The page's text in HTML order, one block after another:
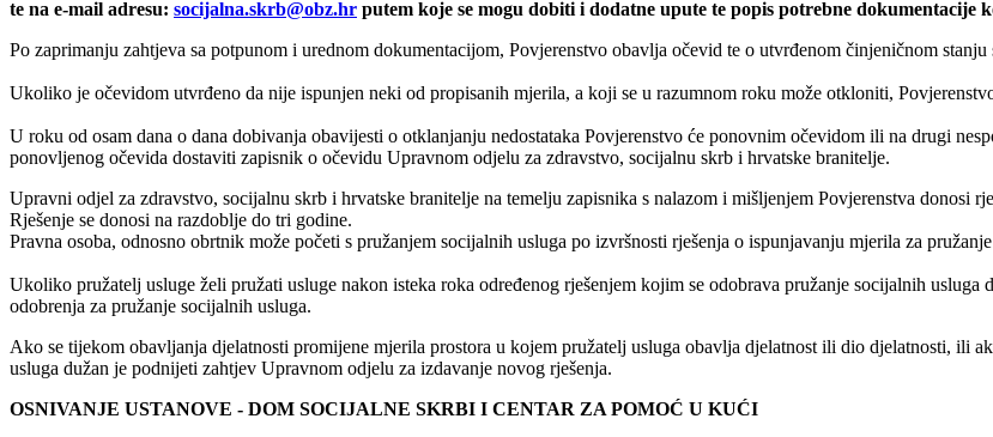
te na e-mail adresu: socijalna.skrb@obz.hr putem koje se mogu dobiti i dodatne upute te popis potrebne dokumentacije
Po zaprimanju zahtjeva sa potpunom i urednom dokumentacijom, Povjerenstvo obavlja očevid te o utvrđenom činjeničnom
Ukoliko je očevidom utvrđeno da nije ispunjen neki od propisanih mjerila, a koji se u razumnom roku može otkloniti,
U roku od osam dana o dana dobivanja obavijesti o otklanjanju nedostataka Povjerenstvo će ponovnim očevidom ili na drugi
ponovljenog očevida dostaviti zapisnik o očevidu Upravnom odjelu za zdravstvo, socijalnu skrb i hrvatske branitelje.
Upravni odjel za zdravstvo, socijalnu skrb i hrvatske branitelje na temelju zapisnika s nalazom i mišljenjem Povjerenstva donosi
Rješenje se donosi na razdoblje do tri godine.
Pravna osoba, odnosno obrtnik može početi s pružanjem socijalnih usluga po izvršnosti rješenja o ispunjavanju mjerila za
Ukoliko pružatelj usluge želi pružati usluge nakon isteka roka određenog rješenjem kojim se odobrava pružanje socijalnih
odobrenja za pružanje socijalnih usluga.
Ako se tijekom obavljanja djelatnosti promijene mjerila prostora u kojem pružatelj usluga obavlja djelatnost ili dio djelatnosti, ili
usluga dužan je podnijeti zahtjev Upravnom odjelu za izdavanje novog rješenja.
OSNIVANJE USTANOVE - DOM SOCIJALNE SKRBI I CENTAR ZA POMOĆ U KUĆI